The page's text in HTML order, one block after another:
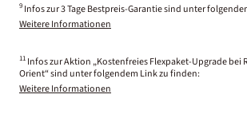
9 Infos zur 3 Tage Bestpreis-Garantie sind unter
Weitere Informationen
11 Infos zur Aktion „Kostenfreies Flexpaket-Upgrade bei
Orient“ sind unter folgendem Link zu finden:
Weitere Informationen